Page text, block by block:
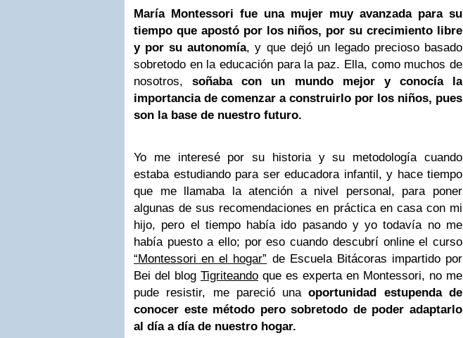
María Montessori fue una mujer muy avanzada para su
tiempo que apostó por los niños, por su crecimiento libre
y por su autonomía, y que dejó un legado precioso basado
sobretodo en la educación para la paz. Ella, como muchos de
nosotros,soñaba con un mundo mejor y conocía la
importancia de comenzar a construirlo por los niños, pues
son la base de nuestro futuro.
Yo me interesé por su historia y su metodología cuando
estaba estudiando para ser educadora infantil, y hace tiempo
que me llamaba la atención a nivel personal, para poner
algunas de sus recomendaciones en práctica en casa con mi
hijo, pero el tiempo había ido pasando y yo todavía no me
había puesto a ello; por eso cuando descubrí online el curso
“Montessori en el hogar” de Escuela Bitácoras impartido por
Bei del blog Tigriteando que es experta en Montessori, no me
pude resistir, me pareció unaoportunidad estupenda de
conocer este método pero sobretodo de poder adaptarlo
al día a día de nuestro hogar.